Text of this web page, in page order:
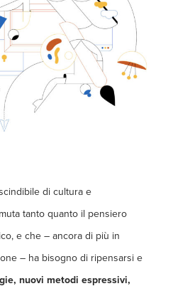
di cultura e
tanto quanto il pensiero
e che – ancora di più in
– ha bisogno di ripensarsi e
nuovi metodi espressivi,